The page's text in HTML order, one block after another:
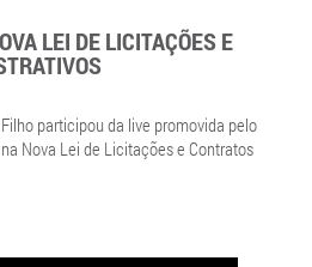
LEI DE LICITAÇÕES E
participou da live promovida pelo
Nova Lei de Licitações e Contratos